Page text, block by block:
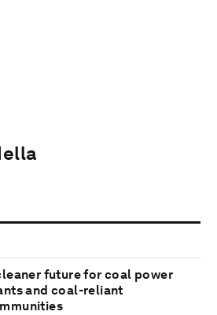
future for coal power
and coal-reliant